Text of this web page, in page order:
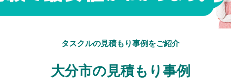
タスクルの見積もり事例をご紹介
大分市の見積もり事例